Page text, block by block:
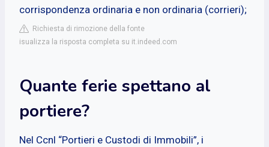
corrispondenza ordinaria e non ordinaria (corrieri);
Richiesta di rimozione della fonte
isualizza la risposta completa su it.indeed.com
Quante ferie spettano al
portiere?
Nel Ccnl “Portieri e Custodi di Immobili”, i